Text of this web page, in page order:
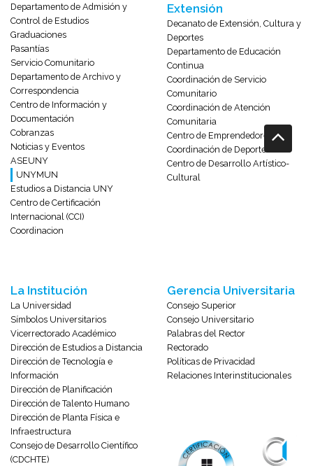
Departamento de Admisión y
Control de Estudios
Graduaciones
Pasantías
Servicio Comunitario
Departamento de Archivo y
Correspondencia
Centro de Información y
Documentación
Cobranzas
Noticias y Eventos
ASEUNY
UNYMUN
Estudios a Distancia UNY
Centro de Certificación
Internacional (CCI)
Coordinacion
Extensión
Decanato de Extensión, Cultura y
Deportes
Departamento de Educación
Continua
Coordinación de Servicio
Comunitario
Coordinación de Atención
Comunitaria
Centro de Emprendedores
Coordinación de Deportes
Centro de Desarrollo Artístico-
Cultural
La Institución
La Universidad
Símbolos Universitarios
Vicerrectorado Académico
Dirección de Estudios a Distancia
Dirección de Tecnología e
Información
Dirección de Planificación
Dirección de Talento Humano
Dirección de Planta Física e
Infraestructura
Consejo de Desarrollo Científico
(CDCHTE)
Gerencia Universitaria
Consejo Superior
Consejo Universitario
Palabras del Rector
Rectorado
Políticas de Privacidad
Relaciones Interinstitucionales